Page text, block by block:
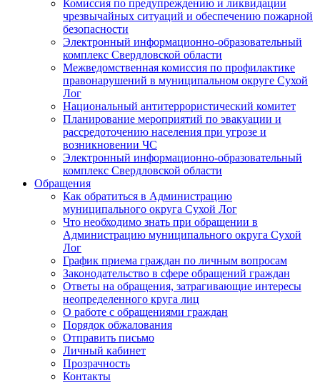
Комиссия по предупреждению и ликвидации
чрезвычайных ситуаций и обеспечению пожарной
безопасности
Электронный информационно-образовательный
комплекс Cвердловской области
Межведомственная комиссия по профилактике
правонарушений в муниципальном округе Сухой
Лог
Национальный антитеррористический комитет
Планирование мероприятий по эвакуации и
рассредоточению населения при угрозе и
возникновении ЧС
Электронный информационно-образовательный
комплекс Свердловской области
Обращения
Как обратиться в Администрацию
муниципального округа Сухой Лог
Что необходимо знать при обращении в
Администрацию муниципального округа Сухой
Лог
График приема граждан по личным вопросам
Законодательство в сфере обращений граждан
Ответы на обращения, затрагивающие интересы
неопределенного круга лиц
О работе с обращениями граждан
Порядок обжалования
Отправить письмо
Личный кабинет
Прозрачность
Контакты